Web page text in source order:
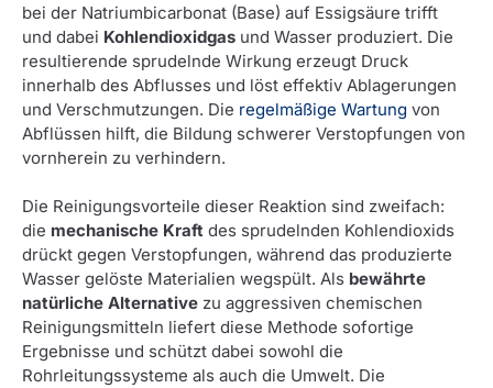
bei der Natriumbicarbonat (Base) auf Essigsäure trifft
und dabei Kohlendioxidgas und Wasser produziert. Die
resultierende sprudelnde Wirkung erzeugt Druck
innerhalb des Abflusses und löst effektiv Ablagerungen
und Verschmutzungen. Die regelmäßige Wartung von
Abflüssen hilft, die Bildung schwerer Verstopfungen von
vornherein zu verhindern.
Die Reinigungsvorteile dieser Reaktion sind zweifach:
die mechanische Kraft des sprudelnden Kohlendioxids
drückt gegen Verstopfungen, während das produzierte
Wasser gelöste Materialien wegspült. Als bewährte
natürliche Alternative zu aggressiven chemischen
Reinigungsmitteln liefert diese Methode sofortige
Ergebnisse und schützt dabei sowohl die
Rohrleitungssysteme als auch die Umwelt. Die